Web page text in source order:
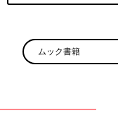
ムック書籍